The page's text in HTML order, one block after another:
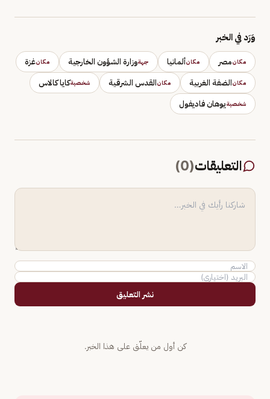
وَرَد في الخبر
مكانمصر مكانألمانيا جهةوزارة الشؤون الخارجية مكانغزة
مكانالضفة الغربية مكانالقدس الشرقية شخصيةكايا كالاس
شخصيةيوهان فاديفول
التعليقات(
0
)
نشر التعليق
كن أول من يعلّق على هذا الخبر.